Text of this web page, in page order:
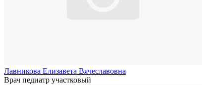
Лавникова Елизавета Вячеславовна
Врач педиатр участковый